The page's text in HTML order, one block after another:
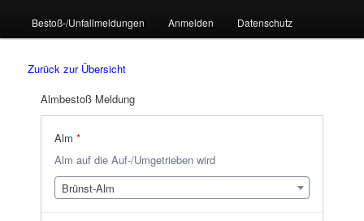
Bestoß-/Unfallmeldungen Anmelden Datenschutz
Zurück zur Übersicht
Almbestoß Meldung
Alm*
Alm auf die Auf-/Umgetrieben wird
Brünst-Alm